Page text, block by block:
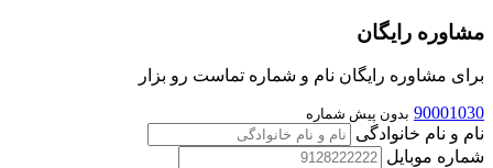
مشاوره رایگان
برای مشاوره رایگان نام و شماره تماست رو بزار
90001030 بدون پیش شماره
نام و نام خانوادگی
شماره موبایل